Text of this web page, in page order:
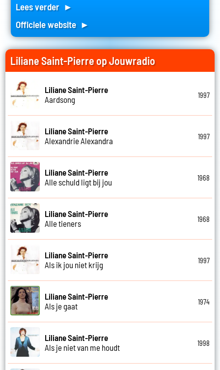
Lees verder ►
Officiele website ►
Liliane Saint-Pierre op Jouwradio
Liliane Saint-Pierre
Aardsong
1997
Liliane Saint-Pierre
Alexandrie Alexandra
1997
Liliane Saint-Pierre
Alle schuld ligt bij jou
1968
Liliane Saint-Pierre
Alle tieners
1968
Liliane Saint-Pierre
Als ik jou niet krijg
1997
Liliane Saint-Pierre
Als je gaat
1974
Liliane Saint-Pierre
Als je niet van me houdt
1998